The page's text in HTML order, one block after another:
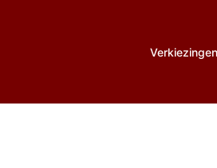
Verkiezingen